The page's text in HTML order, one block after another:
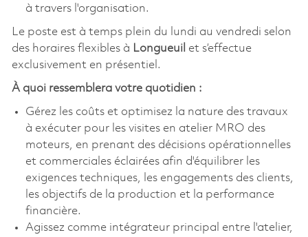
à travers l'organisation.
Le poste est à temps plein du lundi au vendredi selon
des horaires flexibles à Longueuil et s’effectue
exclusivement en présentiel.
À quoi ressemblera votre quotidien :
Gérez les coûts et optimisez la nature des travaux
à exécuter pour les visites en atelier MRO des
moteurs, en prenant des décisions opérationnelles
et commerciales éclairées afin d'équilibrer les
exigences techniques, les engagements des clients,
les objectifs de la production et la performance
financière.
Agissez comme intégrateur principal entre l'atelier,